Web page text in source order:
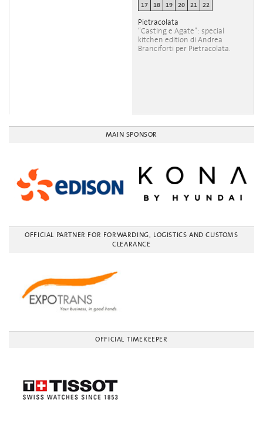
17 18 19 20 21 22
Pietracolata
“Casting e Agate”: special
kitchen edition di Andrea
Branciforti per Pietracolata.
MAIN SPONSOR
OFFICIAL PARTNER FOR FORWARDING, LOGISTICS AND CUSTOMS
CLEARANCE
OFFICIAL TIMEKEEPER